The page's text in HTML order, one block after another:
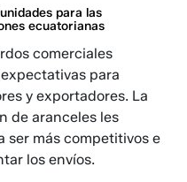
para las
ecuatorianas
comerciales
para
y exportadores. La
de aranceles les
ser más competitivos e
los envíos.